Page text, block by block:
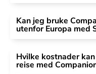
Kan jeg bruke
utenfor Europa med
Hvilke kostnader
reise med